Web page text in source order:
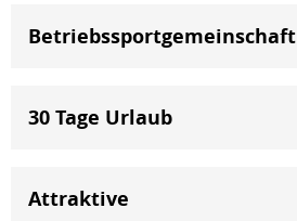
Betriebssportgemeinschaft
30 Tage Urlaub
Attraktive